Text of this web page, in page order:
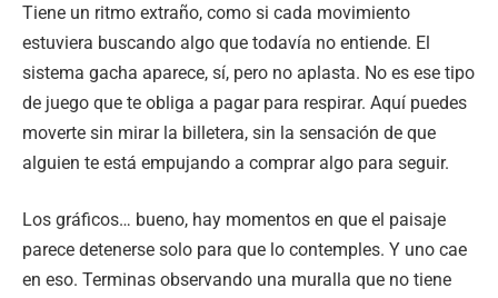
Tiene un ritmo extraño, como si cada movimiento
estuviera buscando algo que todavía no entiende. El
sistema gacha aparece, sí, pero no aplasta. No es ese tipo
de juego que te obliga a pagar para respirar. Aquí puedes
moverte sin mirar la billetera, sin la sensación de que
alguien te está empujando a comprar algo para seguir.
Los gráficos… bueno, hay momentos en que el paisaje
parece detenerse solo para que lo contemples. Y uno cae
en eso. Terminas observando una muralla que no tiene